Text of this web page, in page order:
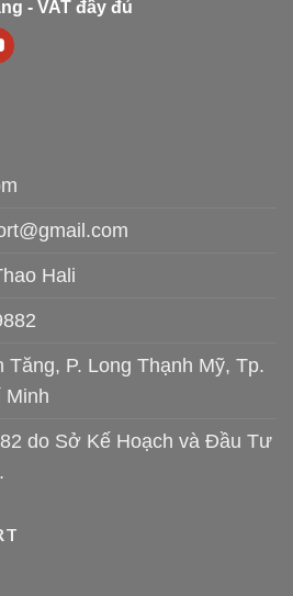
- VAT đầy đủ
Hali
P. Long Thạnh Mỹ, Tp.
Minh
do Sở Kế Hoạch và Đầu Tư